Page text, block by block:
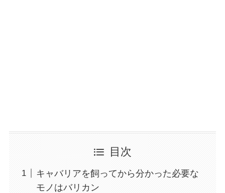
目次
キャバリアを飼ってから分かった必要な
モノはバリカン